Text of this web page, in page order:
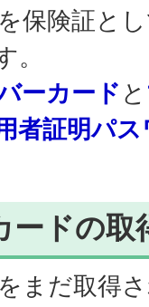
保険証と
。
ーカード と
者証明パ
ードの取
まだ取得